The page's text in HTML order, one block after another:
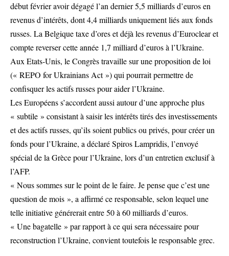
début février avoir dégagé l’an dernier 5,5 milliards d’euros en
revenus d’intérêts, dont 4,4 milliards uniquement liés aux fonds
russes. La Belgique taxe d’ores et déjà les revenus d’Euroclear et
compte reverser cette année 1,7 milliard d’euros à l’Ukraine.
Aux Etats-Unis, le Congrès travaille sur une proposition de loi
(« REPO for Ukrainians Act ») qui pourrait permettre de
confisquer les actifs russes pour aider l’Ukraine.
Les Européens s’accordent aussi autour d’une approche plus
« subtile » consistant à saisir les intérêts tirés des investissements
et des actifs russes, qu’ils soient publics ou privés, pour créer un
fonds pour l’Ukraine, a déclaré Spiros Lampridis, l’envoyé
spécial de la Grèce pour l’Ukraine, lors d’un entretien exclusif à
l’AFP.
« Nous sommes sur le point de le faire. Je pense que c’est une
question de mois », a affirmé ce responsable, selon lequel une
telle initiative générerait entre 50 à 60 milliards d’euros.
« Une bagatelle » par rapport à ce qui sera nécessaire pour
reconstruction l’Ukraine, convient toutefois le responsable grec.